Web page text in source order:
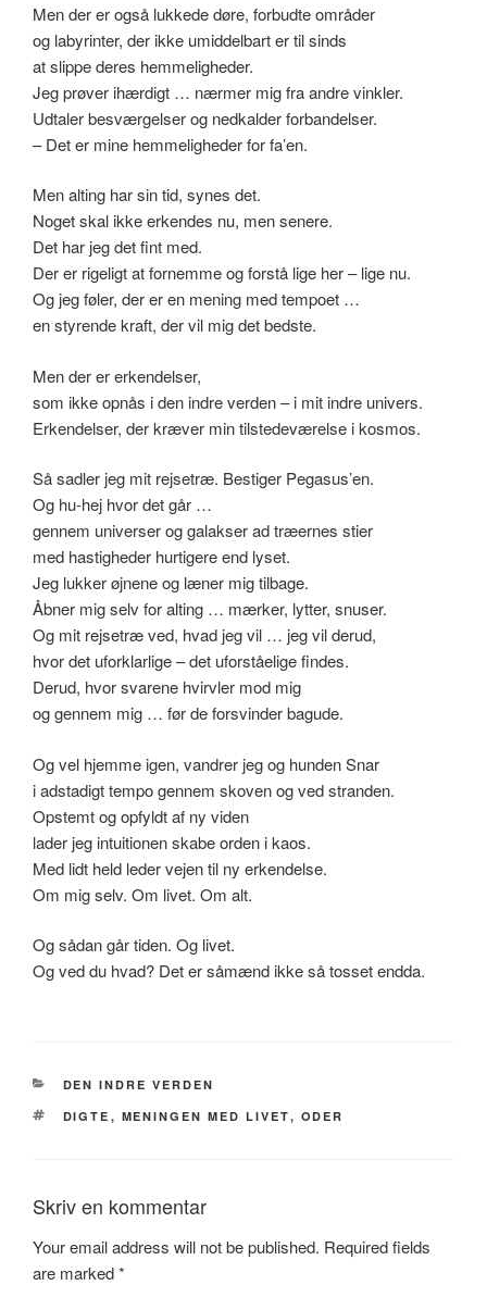
Men der er også lukkede døre, forbudte områder
og labyrinter, der ikke umiddelbart er til sinds
at slippe deres hemmeligheder.
Jeg prøver ihærdigt … nærmer mig fra andre vinkler.
Udtaler besværgelser og nedkalder forbandelser.
– Det er mine hemmeligheder for fa’en.
Men alting har sin tid, synes det.
Noget skal ikke erkendes nu, men senere.
Det har jeg det fint med.
Der er rigeligt at fornemme og forstå lige her – lige nu.
Og jeg føler, der er en mening med tempoet …
en styrende kraft, der vil mig det bedste.
Men der er erkendelser,
som ikke opnås i den indre verden – i mit indre univers.
Erkendelser, der kræver min tilstedeværelse i kosmos.
Så sadler jeg mit rejsetræ. Bestiger Pegasus’en.
Og hu-hej hvor det går …
gennem universer og galakser ad træernes stier
med hastigheder hurtigere end lyset.
Jeg lukker øjnene og læner mig tilbage.
Åbner mig selv for alting … mærker, lytter, snuser.
Og mit rejsetræ ved, hvad jeg vil … jeg vil derud,
hvor det uforklarlige – det uforståelige findes.
Derud, hvor svarene hvirvler mod mig
og gennem mig … før de forsvinder bagude.
Og vel hjemme igen, vandrer jeg og hunden Snar
i adstadigt tempo gennem skoven og ved stranden.
Opstemt og opfyldt af ny viden
lader jeg intuitionen skabe orden i kaos.
Med lidt held leder vejen til ny erkendelse.
Om mig selv. Om livet. Om alt.
Og sådan går tiden. Og livet.
Og ved du hvad? Det er såmænd ikke så tosset endda.
CATEGORIES
DEN INDRE VERDEN
TAGS
DIGTE , MENINGEN MED LIVET, ODER
Skriv en kommentar
Your email address will not be published. Required fields
are marked*